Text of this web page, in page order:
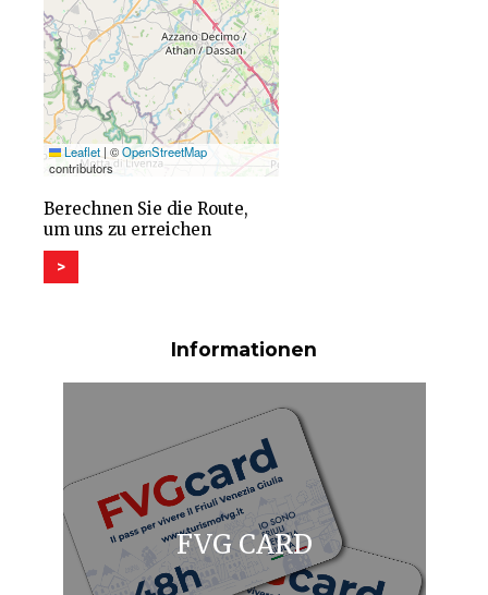
Leaflet | ©OpenStreetMap
contributors
Berechnen Sie die Route,
um uns zu erreichen
>
Informationen
FVG CARD